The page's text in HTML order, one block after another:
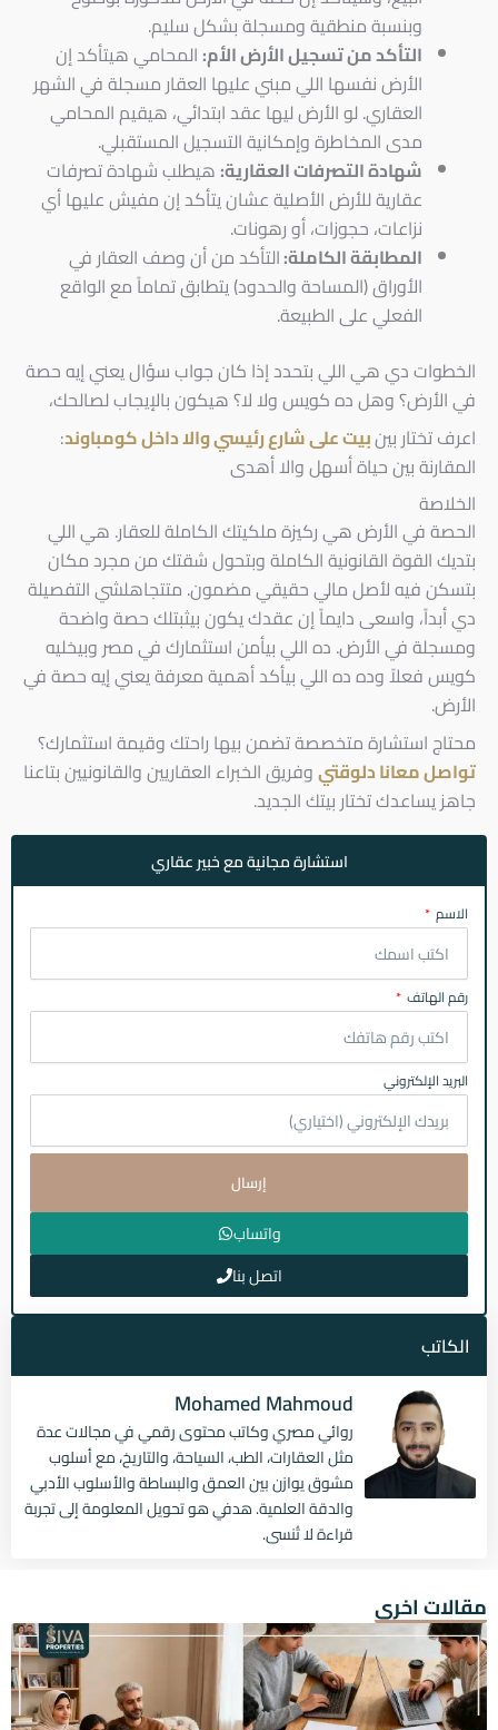
وبنسبة منطقية ومسجلة بشكل سليم.
التأكد من تسجيل الأرض الأم: المحامي هيتأكد إن
الأرض نفسها اللي مبني عليها العقار مسجلة في الشهر
العقاري. لو الأرض ليها عقد ابتدائي، هيقيم المحامي
مدى المخاطرة وإمكانية التسجيل المستقبلي.
شهادة التصرفات العقارية: هيطلب شهادة تصرفات
عقارية للأرض الأصلية عشان يتأكد إن مفيش عليها أي
نزاعات، حجوزات، أو رهونات.
المطابقة الكاملة:التأكد من أن وصف العقار في
الأوراق (المساحة والحدود) يتطابق تماماً مع الواقع
الفعلي على الطبيعة.
الخطوات دي هي اللي بتحدد إذا كان جواب سؤال يعني إيه حصة
في الأرض؟ وهل ده كويس ولا لا؟ هيكون بالإيجاب لصالحك،
اعرف تختار بينبيت على شارع رئيسي والا داخل كومباوند:
المقارنة بين حياة أسهل والا أهدى
الخلاصة
الحصة في الأرض هي ركيزة ملكيتك الكاملة للعقار. هي اللي
بتديك القوة القانونية الكاملة وبتحول شقتك من مجرد مكان
بتسكن فيه لأصل مالي حقيقي مضمون. متتجاهلشي التفصيلة
دي أبداً، واسعى دايماً إن عقدك يكون بيثبتلك حصة واضحة
ومسجلة في الأرض. ده اللي بيأمن استثمارك في مصر وبيخليه
كويس فعلاً وده ده اللي بيأكد أهمية معرفة يعني إيه حصة في
الأرض.
محتاج استشارة متخصصة تضمن بيها راحتك وقيمة استثمارك؟
تواصل معانا دلوقتيوفريق الخبراء العقاريين والقانونيين بتاعنا
جاهز يساعدك تختار بيتك الجديد.
استشارة مجانية مع خبير عقاري
الاسم
رقم الهاتف
البريد الإلكتروني
إرسال
واتساب
اتصل بنا
الكاتب
Mohamed Mahmoud
روائي مصري وكاتب محتوى رقمي في مجالات عدة
مثل العقارات، الطب، السياحة، والتاريخ، مع أسلوب
مشوق يوازن بين العمق والبساطة والأسلوب الأدبي
والدقة العلمية. هدفي هو تحويل المعلومة إلى تجربة
قراءة لا تُنسى.
مقالات اخرى